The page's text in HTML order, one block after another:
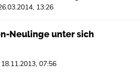
13:26
Neulinge unter sich
18.11.2013, 07:56